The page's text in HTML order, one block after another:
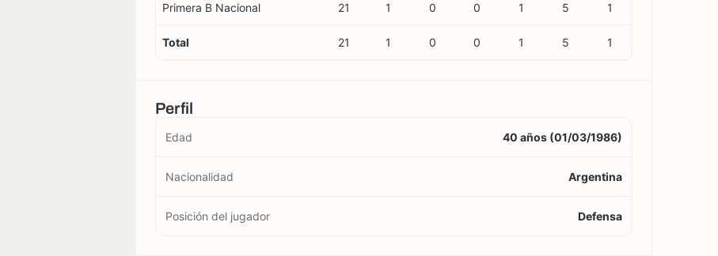
Primera B Nacional 21 1 0 0 1 5 1
Total 21 1 0 0 1 5 1
Perfil
Edad 40 años (01/03/1986)
Nacionalidad Argentina
Posición del jugador Defensa